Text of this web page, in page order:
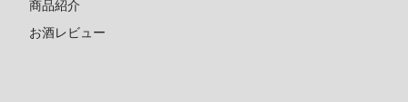
商品紹介
お酒レビュー